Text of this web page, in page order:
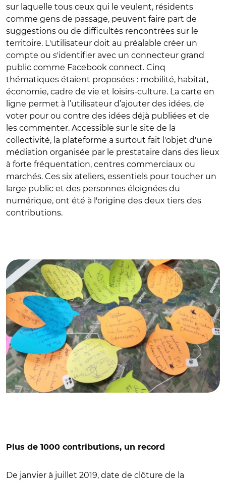
sur laquelle tous ceux qui le veulent, résidents
comme gens de passage, peuvent faire part de
suggestions ou de difficultés rencontrées sur le
territoire. L'utilisateur doit au préalable créer un
compte ou s'identifier avec un connecteur grand
public comme Facebook connect. Cinq
thématiques étaient proposées : mobilité, habitat,
économie, cadre de vie et loisirs-culture. La carte en
ligne permet à l’utilisateur d’ajouter des idées, de
voter pour ou contre des idées déjà publiées et de
les commenter. Accessible sur le site de la
collectivité, la plateforme a surtout fait l'objet d'une
médiation organisée par le prestataire dans des lieux
à forte fréquentation, centres commerciaux ou
marchés. Ces six ateliers, essentiels pour toucher un
large public et des personnes éloignées du
numérique, ont été à l'origine des deux tiers des
contributions.
Plus de 1000 contributions, un record
De janvier à juillet 2019, date de clôture de la